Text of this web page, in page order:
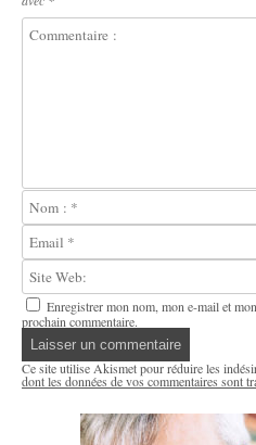
Enregistrer mon nom, mon e-mail et
prochain commentaire.
Ce site utilise Akismet pour réduire les
dont les données de vos commentaires sont